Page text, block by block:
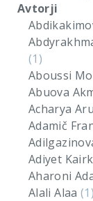
Avtorji
(1)
Aboussi
Abuova
Acharya
Adamič
Adiyet
Aharoni
Alali Alaa (1)